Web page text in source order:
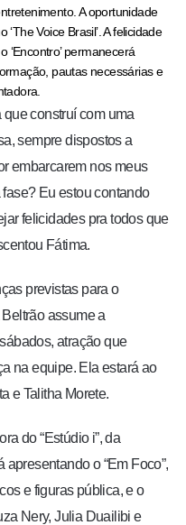
A oportunidade
Voice Brasil’. A felicidade
permanecerá
pautas necessárias e
que construí com uma
sempre dispostos a
embarcarem nos meus
Eu estou contando
felicidades pra todos que
Fátima.
previstas para o
assume a
atração que
na equipe. Ela estará ao
e Talitha Morete.
do “Estúdio i”, da
o “Em Foco”,
e figuras pública, e o
Nery, Julia Duailibi e